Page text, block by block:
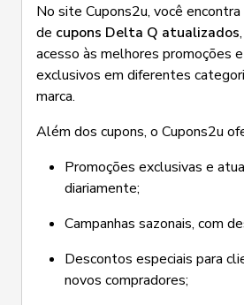
No site Cupons2u, você
de cupons Delta Q atualizados
acesso às melhores promoções
exclusivos em diferentes
marca.
Além dos cupons, o Cupons2u
Promoções exclusivas e
diariamente;
Campanhas sazonais, com
Descontos especiais para
novos compradores;